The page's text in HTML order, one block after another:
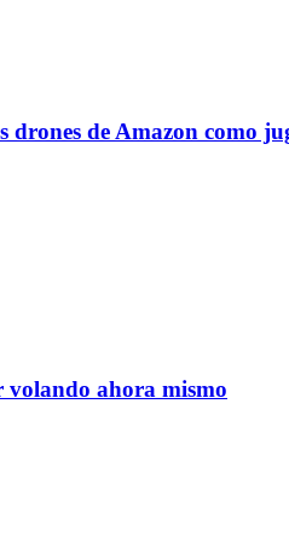
drones de Amazon como
volando ahora mismo